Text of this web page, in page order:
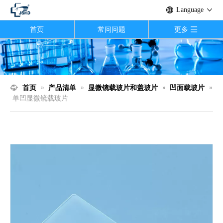
Language
首页 常问问题 更多
首页 » 产品清单 » 显微镜载玻片和盖玻片 » 凹面载玻片 »
单凹显微镜载玻片